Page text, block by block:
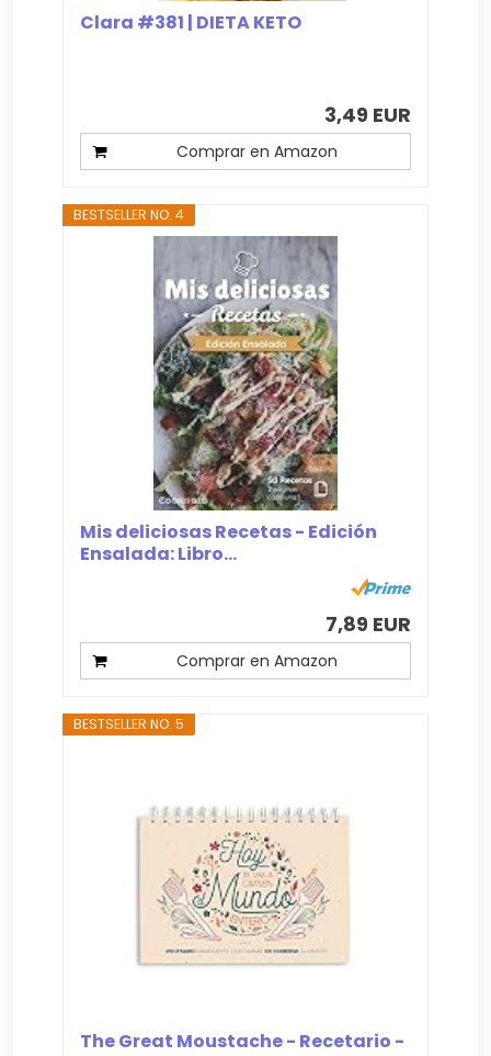
Clara #381 | DIETA KETO
3,49 EUR
Comprar en Amazon
BESTSELLER NO. 4
Mis deliciosas Recetas - Edición
Ensalada: Libro...
7,89 EUR
Comprar en Amazon
BESTSELLER NO. 5
The Great Moustache - Recetario -